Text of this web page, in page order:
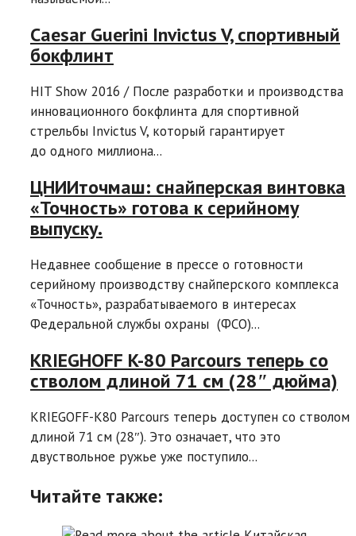
Caesar Guerini Invictus V, спортивный
бокфлинт
HIT Show 2016 / После разработки и производства
инновационного бокфлинта для спортивной
стрельбы Invictus V, который гарантирует
до одного миллиона...
ЦНИИточмаш: снайперская винтовка
«Точность» готова к серийному
выпуску.
Недавнее сообщение в прессе о готовности
серийному производству снайперского комплекса
«Точность», разрабатываемого в интересах
Федеральной службы охраны (ФСО)...
KRIEGHOFF K-80 Parcours теперь со
стволом длиной 71 см (28″ дюйма)
KRIEGOFF-K80 Parcours теперь доступен со стволом
длиной 71 см (28″). Это означает, что это
двуствольное ружье уже поступило...
Читайте также: